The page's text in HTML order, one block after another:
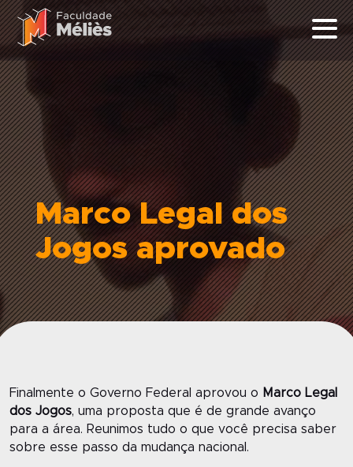
Marco Legal dos
Jogos aprovado
Finalmente o Governo Federal aprovou o Marco Legal
dos Jogos, uma proposta que é de grande avanço
para a área. Reunimos tudo o que você precisa saber
sobre esse passo da mudança nacional.